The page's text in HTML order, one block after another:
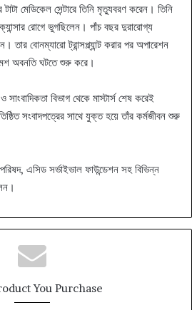
মেডিকেল সেন্টারে তিনি মৃত্যুবরণ করেন। তিনি
রোগে ভুগছিলেন। পাঁচ বছর দুরারোগ্য
তার বোনম্যারো ট্রান্সপ্ল্যান্ট করার পর অপারেশন
অবনতি ঘটতে শুরু করে।
সাংবাদিকতা বিভাগ থেকে মাস্টার্স শেষ করেই
সংবাদপত্রের সাথে যুক্ত হয়ে তাঁর কর্মজীবন শুরু
এসিড সর্ভাইভাল ফাউন্ডেশন সহ বিভিন্ন
You Purchase